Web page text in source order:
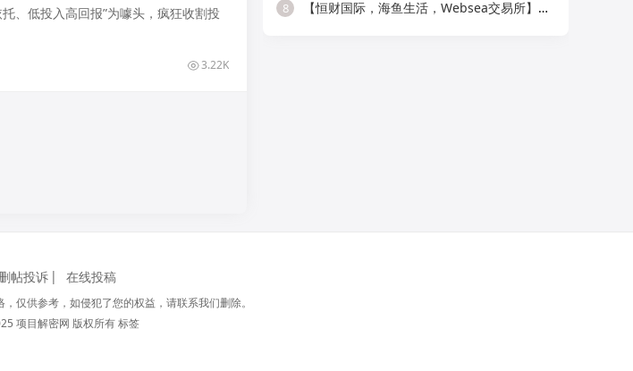
、低投入高回报”为噱头，疯狂收割投
3.22K
8 【恒财国际，海鱼生活，Websea交易所】这3个项目随时崩盘跑路，赶快远离！
帖投诉 在线投稿
仅供参考，如侵犯了您的权益，请联系我们删除。
项目解密网 版权所有标签